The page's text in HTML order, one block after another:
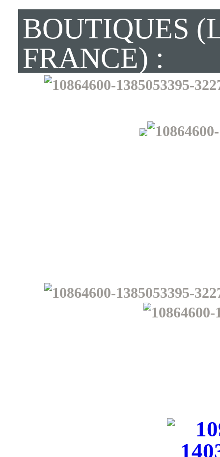
BOUTIQUES
FRANCE) :